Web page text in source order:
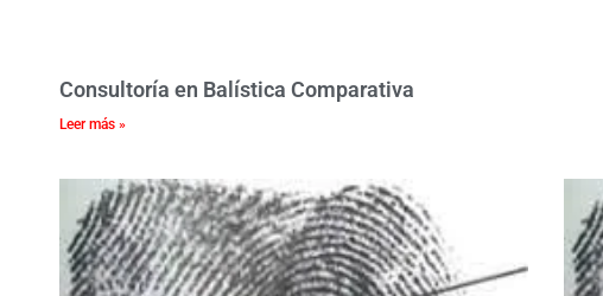
Consultoría en Balística Comparativa
Leer más »